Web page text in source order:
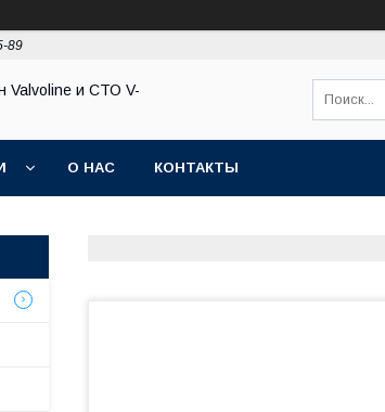
89
Valvoline и СТО V-
О НАС КОНТАКТЫ